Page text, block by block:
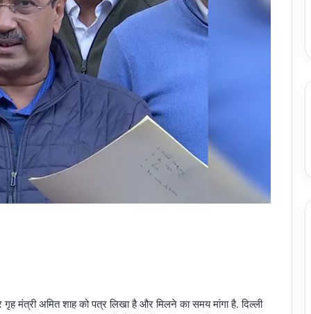
मंत्री अमित शाह को पत्र लिखा है और मिलने का समय मांगा है. दिल्ली